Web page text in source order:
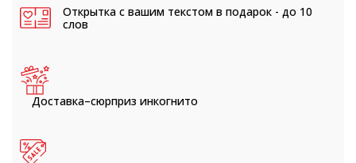
Открытка с вашим текстом в подарок - до 10
слов
Доставка–сюрприз инкогнито